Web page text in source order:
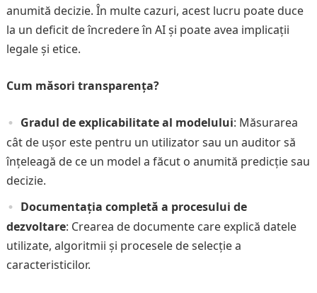
anumită decizie. În multe cazuri, acest lucru poate duce
la un deficit de încredere în AI și poate avea implicații
legale și etice.
Cum măsori transparența?
Gradul de explicabilitate al modelului: Măsurarea
cât de ușor este pentru un utilizator sau un auditor să
înțeleagă de ce un model a făcut o anumită predicție sau
decizie.
Documentația completă a procesului de
dezvoltare: Crearea de documente care explică datele
utilizate, algoritmii și procesele de selecție a
caracteristicilor.